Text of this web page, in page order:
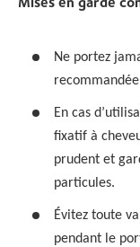
Ne portez
En cas
fixatif à
prudent et
particules.
Évitez toute
pendant le